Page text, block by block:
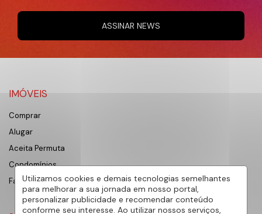
Utilizamos cookies e demais tecnologias semelhantes
para melhorar a sua jornada em nosso portal,
personalizar publicidade e recomendar conteúdo
conforme seu interesse. Ao utilizar nossos serviços,
ASSINAR NEWS
IMÓVEIS
Comprar
Alugar
Aceita Permuta
Condomínios
Favoritos